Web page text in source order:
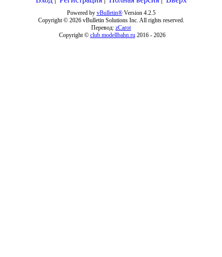
Powered by vBulletin®Version 4.2.5
Copyright © 2026 vBulletin Solutions Inc. All rights reserved.
Перевод: zCarot
Copyright © club.modellbahn.ru2016 - 2026